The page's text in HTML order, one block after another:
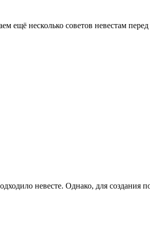
ещё несколько советов невестам
невесте. Однако, для создания